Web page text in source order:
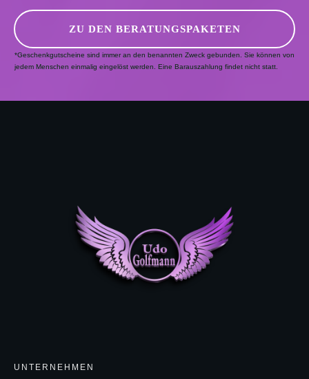
ZU DEN BERATUNGSPAKETEN
*Geschenkgutscheine sind immer an den benannten Zweck gebunden. Sie können von
jedem Menschen einmalig eingelöst werden. Eine Barauszahlung findet nicht statt.
UNTERNEHMEN